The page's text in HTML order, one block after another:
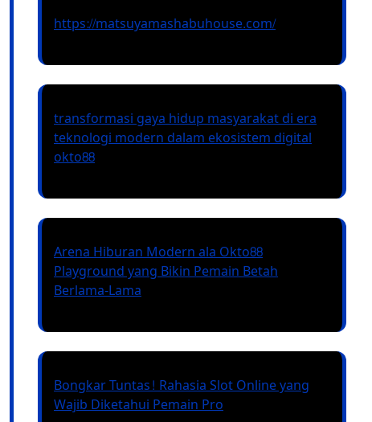
https://matsuyamashabuhouse.com/
transformasi gaya hidup masyarakat di era
teknologi modern dalam ekosistem digital
okto88
Arena Hiburan Modern ala Okto88
Playground yang Bikin Pemain Betah
Berlama-Lama
Bongkar Tuntas! Rahasia Slot Online yang
Wajib Diketahui Pemain Pro